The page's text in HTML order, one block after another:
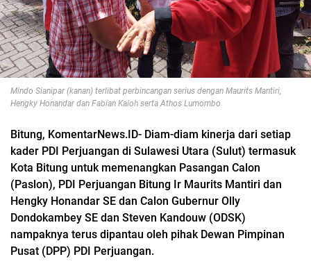
Mindo Sianipar (kanan) terlibat perbincangan serius dengan Maurits Mantiri,
Hengky Honandar dan Fabian Kaloh serta Athos Lumombo
Bitung, KomentarNews.ID- Diam-diam kinerja dari setiap
kader PDI Perjuangan di Sulawesi Utara (Sulut) termasuk
Kota Bitung untuk memenangkan Pasangan Calon
(Paslon), PDI Perjuangan Bitung Ir Maurits Mantiri dan
Hengky Honandar SE dan Calon Gubernur Olly
Dondokambey SE dan Steven Kandouw (ODSK)
nampaknya terus dipantau oleh pihak Dewan Pimpinan
Pusat (DPP) PDI Perjuangan.